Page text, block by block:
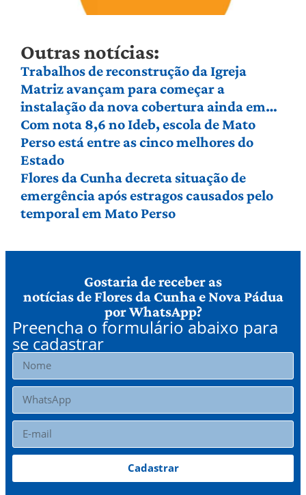
Outras notícias:
Trabalhos de reconstrução da Igreja
Matriz avançam para começar a
instalação da nova cobertura ainda em
agosto
Com nota 8,6 no Ideb, escola de Mato
Perso está entre as cinco melhores do
Estado
Flores da Cunha decreta situação de
emergência após estragos causados pelo
temporal em Mato Perso
Gostaria de receber as
notícias de Flores da Cunha e Nova Pádua
por WhatsApp?
Preencha o formulário abaixo para
se cadastrar
Cadastrar